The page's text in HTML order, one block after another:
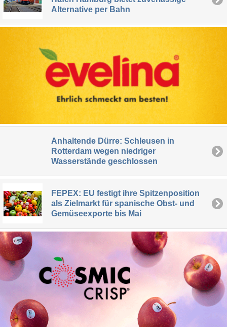
Alternative per Bahn
Anhaltende Dürre: Schleusen in
Rotterdam wegen niedriger
Wasserstände geschlossen
FEPEX: EU festigt ihre Spitzenposition
als Zielmarkt für spanische Obst- und
Gemüseexporte bis Mai